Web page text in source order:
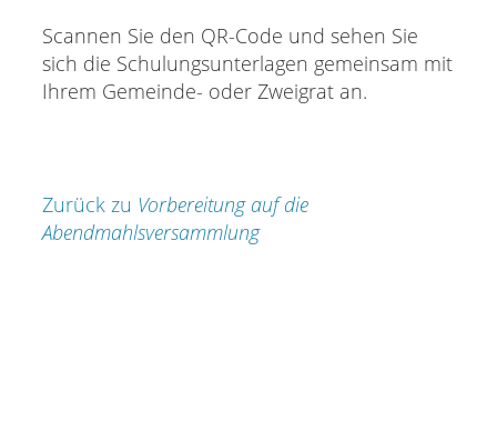
Scannen Sie den QR-Code und sehen Sie
sich die Schulungsunterlagen gemeinsam mit
Ihrem Gemeinde- oder Zweigrat an.
Zurück zu Vorbereitung auf die
Abendmahlsversammlung